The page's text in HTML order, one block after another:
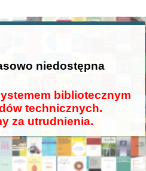
niedostępna
bibliotecznym
technicznych.
za utrudnienia.